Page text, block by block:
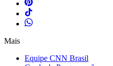
Mais
Equipe CNN Brasil